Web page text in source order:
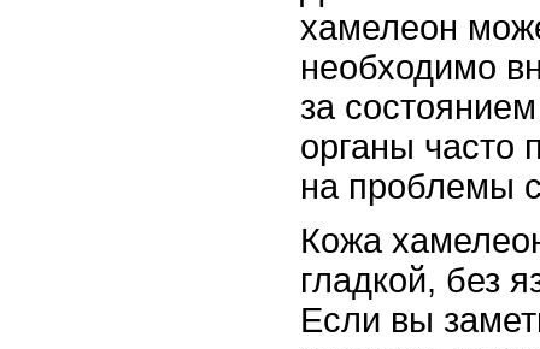
хамелеон
необходимо
за
органы часто
на проблемы
Кожа
гладкой, без
Если вы